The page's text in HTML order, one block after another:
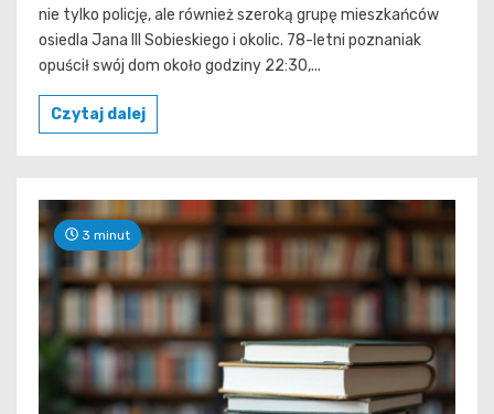
nie tylko policję, ale również szeroką grupę mieszkańców
osiedla Jana III Sobieskiego i okolic. 78-letni poznaniak
opuścił swój dom około godziny 22:30,...
Czytaj dalej
3 minut